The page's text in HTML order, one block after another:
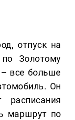
отпуск на
Золотому
все больше
Он
маршрут по